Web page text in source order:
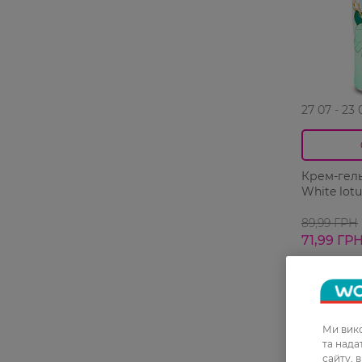
27 07 - 23
Крем-
White
89,99 ГРН
71,99 ГРН
-20%
Ми
та
сайту,